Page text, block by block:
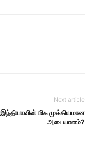
Next article
இந்தியாவின் மிக முக்கியமான
அடையாளம்?